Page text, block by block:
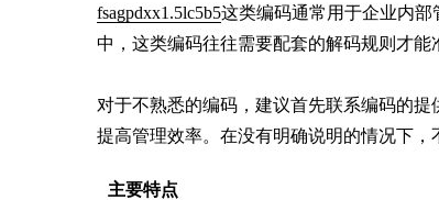
fsagpdxx1.5lc5b5这类编码通常用于企业内
中，这类编码往往需要配套的解码规则才能
对于不熟悉的编码，建议首先联系编码的
提高管理效率。在没有明确说明的情况下，
主要特点